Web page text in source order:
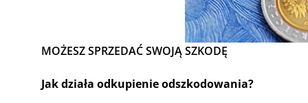
MOŻESZ SPRZEDAĆ SWOJĄ SZKODĘ
Jak działa odkupienie odszkodowania?